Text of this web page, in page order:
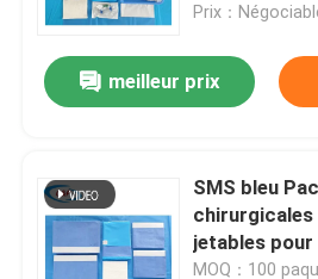
Prix：
meilleur prix
SMS bleu
chirurgicales
jetables
MOQ：100